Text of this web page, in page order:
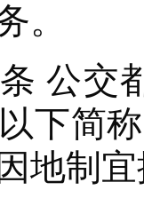
。
交都
下简
地制